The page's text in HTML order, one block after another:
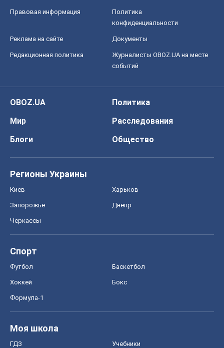
Правовая информация
Политика
конфиденциальности
Реклама на сайте Документы
Редакционная политика
Журналисты OBOZ.UA на месте
событий
OBOZ.UA
Политика
Мир
Расследования
Блоги
Общество
Регионы Украины
Киев Харьков
Запорожье Днепр
Черкассы
Спорт
Футбол Баскетбол
Хоккей Бокс
Формула-1
Моя школа
ГДЗ Учебники